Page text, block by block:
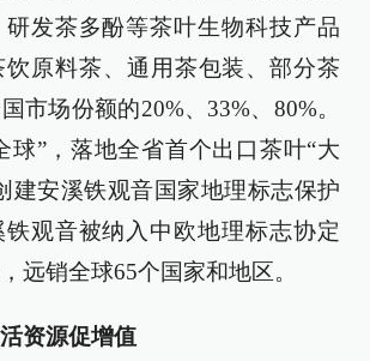
研发茶多酚等茶叶生物科技产品
饮原料茶、通用茶包装、部分茶
市场份额的20%、33%、80%。
球”，落地全省首个出口茶叶“大
建安溪铁观音国家地理标志保护
观音被纳入中欧地理标志协定
远销全球65个国家和地区。
资源促增值